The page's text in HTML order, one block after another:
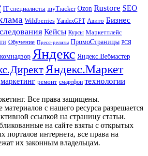
IT-специалисты myTracker Ozon Rustore SEO
Wildberries YandexGPT Авито Бизнес
Кейсы Курсы Маркетплейс
Обучение Пресс-релизы ПромоСтраницы РСЯ
Яндекс Яндекс.Вебмастер
Яндекс.Маркет
маркетинг ремонт смартфон технологии
Все права защищены.
с нашего ресурса разрешается
ссылкой на страницу статьи.
на сайте взяты с открытых
порталов интернета, все права на
их законным владельцам.